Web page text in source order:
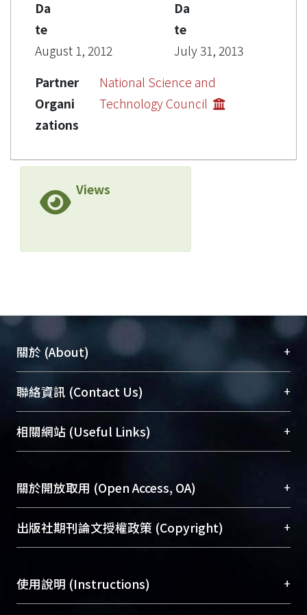
Da
te
August 1, 2012
Da
te
July 31, 2013
Partner
Organi
zations
National Science and
Technology Council
Views
關於 (About) +
臺大位居世界頂尖大學之列，為永久珍藏及向國際
展現本校豐碩的研究成果及學術能量，圖書館整合
機構典藏（NTUR）與學術庫（AH）不同功能平
台，成為臺大學術典藏NTU scholars。期能整合研
成果。
To permanently archive and promote researcher
profiles and scholarly works, Library integrates the
services of “NTU Repository” with “Academic
聯絡資訊 (Contact Us) +
總館學科館員(Main Library)
醫學圖書館學科館員(Medical Library)
Sciences Library)
相關網站 (Useful Links) +
關於開放取用 (Open Access, OA) +
開放取用是從使用者角度提升資訊取用性的社會運
動，應用在學術研究上是透過將研究著作公開供使
用逐年攀升。同時可加速研究發展、提升研究影響
出版社期刊論文授權政策 (Copyright) +
含部分內容的版權非匯入者所有，或由第三方贊
助與合作完成，請確認該版權所有者及第三方同
使用說明 (Instructions) +